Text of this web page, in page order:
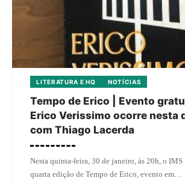
LITERATURA E HQ NOTÍCIAS
Tempo de Erico | Evento
Erico Verissimo ocorre nesta
com Thiago Lacerda
Nesta quinta-feira, 30 de janeiro, às 20h, o
quarta edição de Tempo de Erico, evento em…